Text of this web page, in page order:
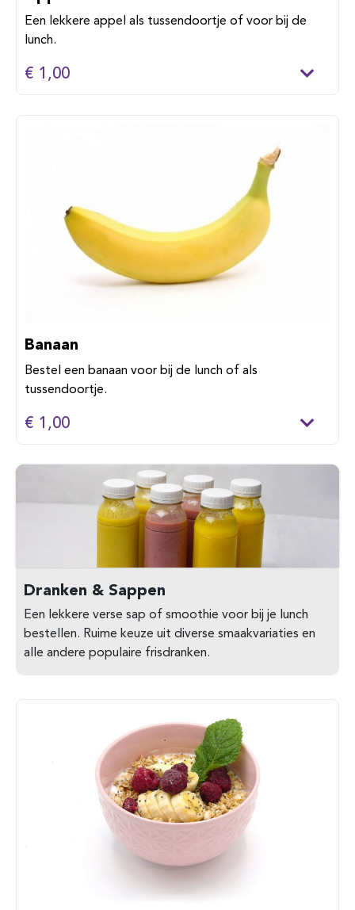
Een lekkere appel als tussendoortje of voor bij de
lunch.
€ 1,00
Banaan
Bestel een banaan voor bij de lunch of als
tussendoortje.
€ 1,00
Dranken & Sappen
Een lekkere verse sap of smoothie voor bij je lunch
bestellen. Ruime keuze uit diverse smaakvariaties en
alle andere populaire frisdranken.